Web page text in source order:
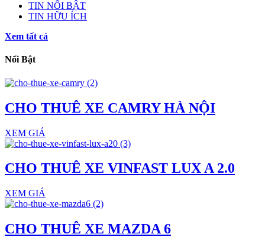
TIN NỔI BẬT
TIN HỮU ÍCH
Xem tất cả
Nổi Bật
CHO THUÊ XE CAMRY HÀ NỘI
XEM GIÁ
CHO THUÊ XE VINFAST LUX A 2.0
XEM GIÁ
CHO THUÊ XE MAZDA 6